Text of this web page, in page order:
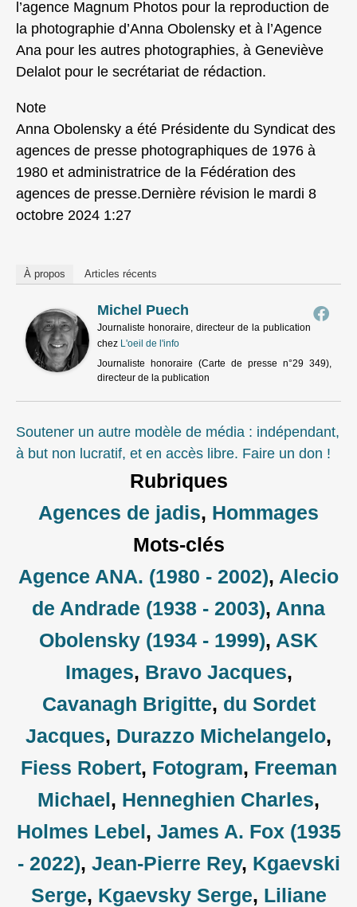
l’agence Magnum Photos pour la reproduction de
la photographie d’Anna Obolensky et à l’Agence
Ana pour les autres photographies, à Geneviève
Delalot pour le secrétariat de rédaction.
Note
Anna Obolensky a été Présidente du Syndicat des
agences de presse photographiques de 1976 à
1980 et administratrice de la Fédération des
agences de presse.Dernière révision le mardi 8
octobre 2024 1:27
À propos Articles récents
Michel Puech
Journaliste honoraire, directeur de la publication
chez L'oeil de l'info
Journaliste honoraire (Carte de presse n°29 349),
directeur de la publication
Soutener un autre modèle de média : indépendant,
à but non lucratif, et en accès libre. Faire un don !
Rubriques
Agences de jadis, Hommages
Mots-clés
Agence ANA. (1980 - 2002), Alecio
de Andrade (1938 - 2003), Anna
Obolensky (1934 - 1999), ASK
Images, Bravo Jacques,
Cavanagh Brigitte, du Sordet
Jacques, Durazzo Michelangelo,
Fiess Robert, Fotogram, Freeman
Michael, Henneghien Charles,
Holmes Lebel, James A. Fox (1935
- 2022), Jean-Pierre Rey, Kgaevski
Serge, Kgaevsky Serge, Liliane